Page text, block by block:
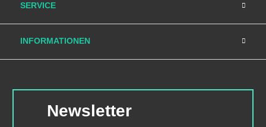
SERVICE
INFORMATIONEN
Newsletter